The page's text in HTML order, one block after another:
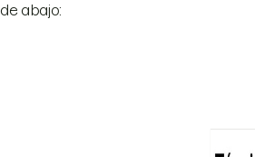
de abajo: